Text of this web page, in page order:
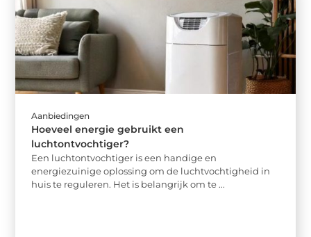
Aanbiedingen
Hoeveel energie gebruikt een
luchtontvochtiger?
Een luchtontvochtiger is een handige en
energiezuinige oplossing om de luchtvochtigheid in
huis te reguleren. Het is belangrijk om te ...